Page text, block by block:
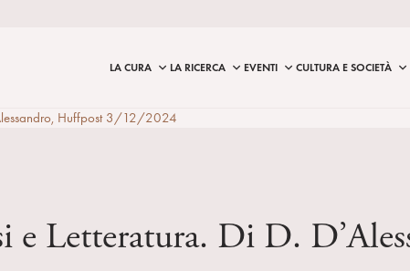
LA CURA LA RICERCA EVENTI CULTURA E SOCIETÀ
Huffpost 3/12/2024
e Letteratura. Di D.